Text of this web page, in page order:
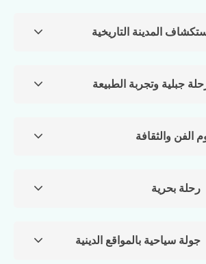
المدينة التاريخية
جبلية وتجربة الطبيعة
الفن والثقافة
رحلة بحرية
جولة سياحية بالمواقع الدينية